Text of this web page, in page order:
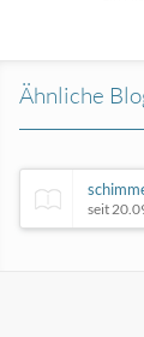
Ähnliche
seit